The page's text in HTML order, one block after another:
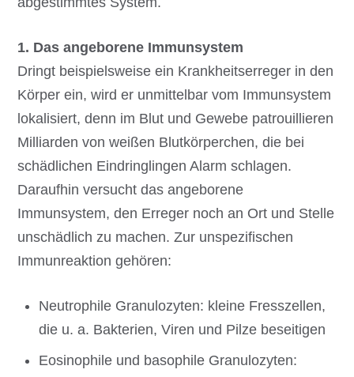
1. Das angeborene Immunsystem
Dringt beispielsweise ein Krankheitserreger in den
Körper ein, wird er unmittelbar vom Immunsystem
lokalisiert, denn im Blut und Gewebe patrouillieren
Milliarden von weißen Blutkörperchen, die bei
schädlichen Eindringlingen Alarm schlagen.
Daraufhin versucht das angeborene
Immunsystem, den Erreger noch an Ort und Stelle
unschädlich zu machen. Zur unspezifischen
Immunreaktion gehören:
Neutrophile Granulozyten: kleine Fresszellen,
die u. a. Bakterien, Viren und Pilze beseitigen
Eosinophile und basophile Granulozyten: